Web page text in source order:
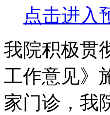
点击进入
我院积极贯
工作意见》
家门诊，我